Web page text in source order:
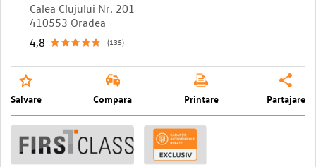
Calea Clujului Nr. 201
410553 Oradea
4,8
(135)
Salvare Compara Printare Partajare